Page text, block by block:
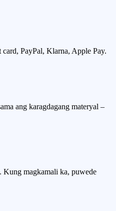
PayPal, Klarna, Apple Pay.
ang karagdagang materyal –
Kung magkamali ka, puwede